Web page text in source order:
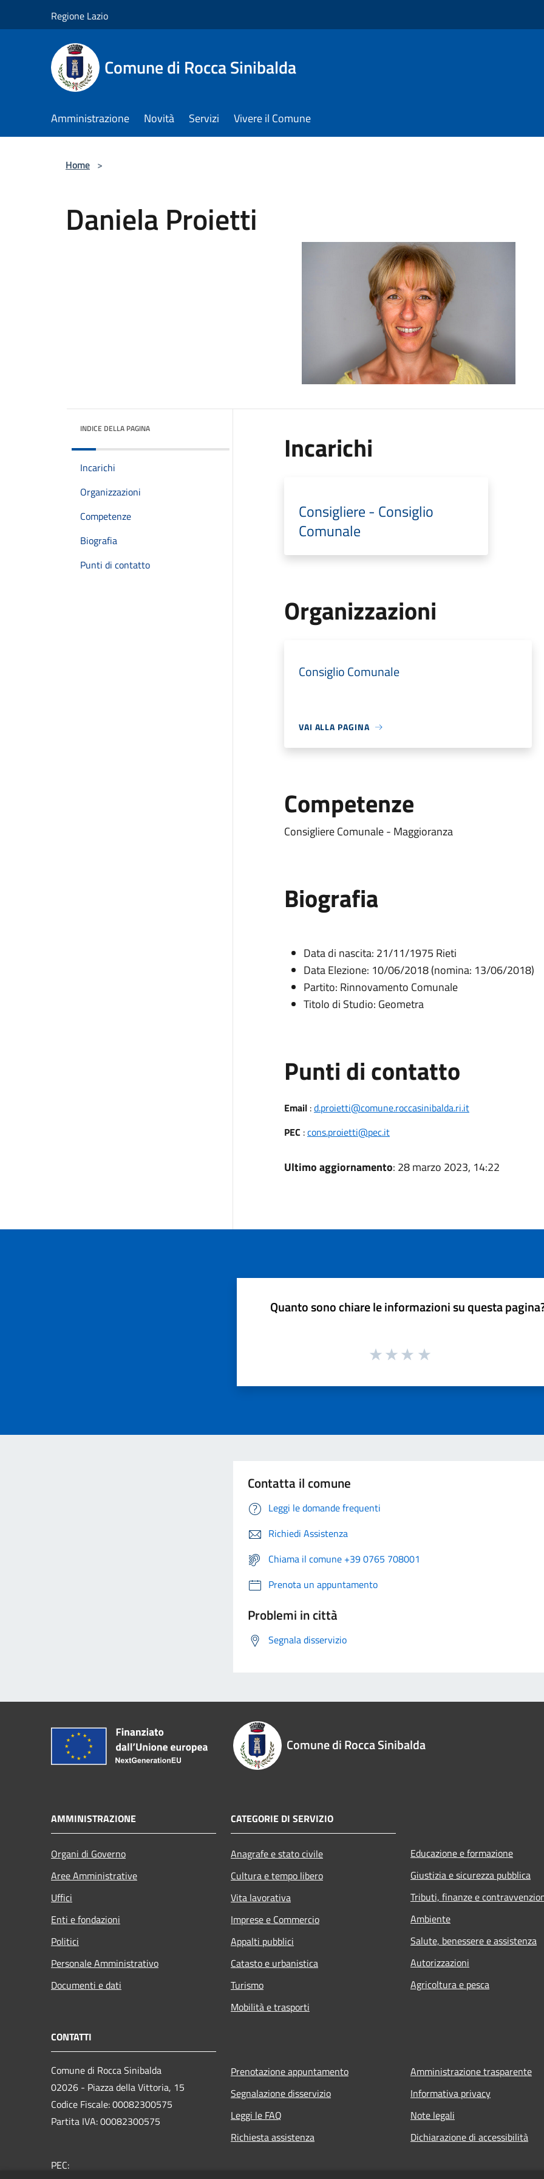
Regione Lazio
Comune di Rocca Sinibalda
Amministrazione Novità Servizi Vivere il Comune
Home >
Daniela Proietti
INDICE DELLA PAGINA
Incarichi
Organizzazioni
Competenze
Biografia
Punti di contatto
Incarichi
Consigliere - Consiglio
Comunale
Organizzazioni
Consiglio Comunale
VAI ALLA PAGINA
Competenze
Consigliere Comunale - Maggioranza
Biografia
Data di nascita: 21/11/1975 Rieti
Data Elezione: 10/06/2018 (nomina: 13/06/2018)
Partito: Rinnovamento Comunale
Titolo di Studio: Geometra
Punti di contatto
Email:d.proietti@comune.roccasinibalda.ri.it
PEC :cons.proietti@pec.it
Ultimo aggiornamento: 28 marzo 2023, 14:22
Quanto sono chiare le informazioni su questa
Contatta il comune
Leggi le domande frequenti
Richiedi Assistenza
Chiama il comune +39 0765 708001
Prenota un appuntamento
Problemi in città
Segnala disservizio
Comune di Rocca Sinibalda
AMMINISTRAZIONE
Organi di Governo
Aree Amministrative
Uffici
Enti e fondazioni
Politici
Personale Amministrativo
Documenti e dati
CATEGORIE DI SERVIZIO
Anagrafe e stato civile
Cultura e tempo libero
Vita lavorativa
Imprese e Commercio
Appalti pubblici
Catasto e urbanistica
Turismo
Mobilità e trasporti
Educazione e formazione
Giustizia e sicurezza pubblica
Tributi, finanze e
Ambiente
Salute, benessere e assistenza
Autorizzazioni
Agricoltura e pesca
CONTATTI
Comune di Rocca Sinibalda
02026 - Piazza della Vittoria, 15
Codice Fiscale: 00082300575
Partita IVA: 00082300575
PEC:
Prenotazione appuntamento
Segnalazione disservizio
Leggi le FAQ
Richiesta assistenza
Amministrazione trasparente
Informativa privacy
Note legali
Dichiarazione di accessibilità